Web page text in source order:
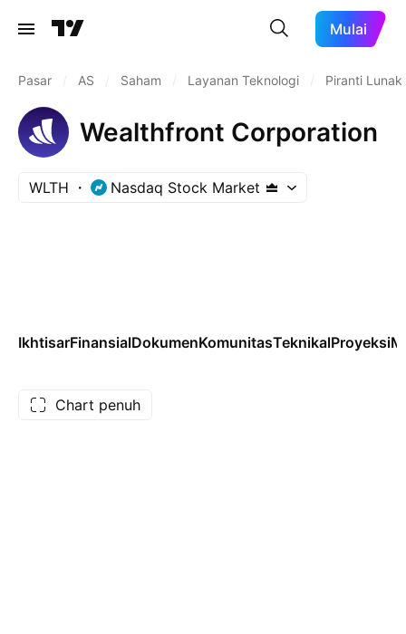
Mulai
Pasar AS Saham Layanan Teknologi Piranti Lunak
Wealthfront Corporation
WLTH Nasdaq Stock Market
IkhtisarFinansialDokumenKomunitasTeknikalProyeksi
Chart penuh